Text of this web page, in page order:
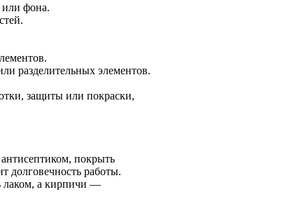
или фона.
разделительных элементов.
защиты или покраски,
покрыть
долговечность работы.
лаком, а кирпичи —